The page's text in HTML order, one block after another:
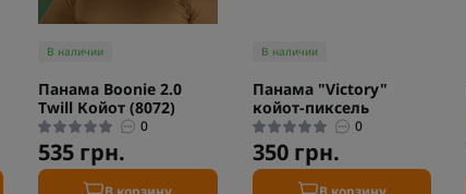
В наличии
Панама Boonie 2.0
Twill Койот (8072)
0
535 грн.
В наличии
Панама "Victory"
койот-пиксель
0
350 грн.